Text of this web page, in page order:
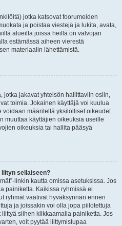
jotka katsovat foorumeiden
ja poistaa viestejä ja lukita, avata,
alueilla joissa heillä on valvojan
estämässä aiheen vierestä
materiaalin lähettämistä.
jotka jakavat yhteisön hallittaviin osiin,
toimia. Jokainen käyttäjä voi kuulua
määritellä yksilölliset oikeudet.
muuttaa käyttäjien oikeuksia useille
oikeuksia tai hallita pääsyä
sellaiseen?
linkin kautta omissa asetuksissa. Jos
painiketta. Kaikissa ryhmissä ei
ryhmät vaativat hyväksynnän ennen
ja joissakin voi olla jopa piilotettuja
siihen klikkaamalla painiketta. Jos
voit pyytää liittymislupaa